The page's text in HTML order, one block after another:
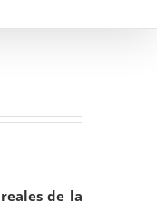
de la